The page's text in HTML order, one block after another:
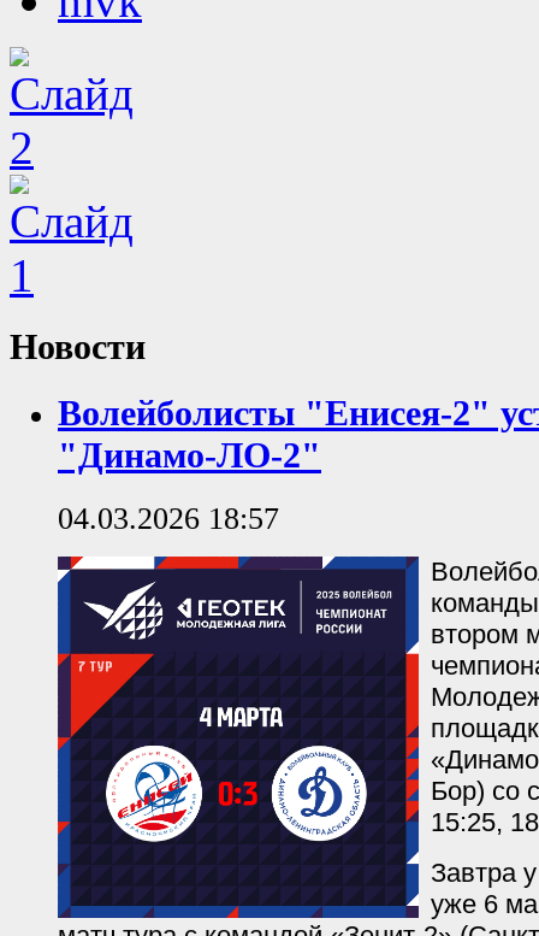
Новости
Волейболисты "Енисея-2"
"Динамо-ЛО-2"
04.03.2026 18:57
втором
Бор) со
15:25,
Завтра
уже 6